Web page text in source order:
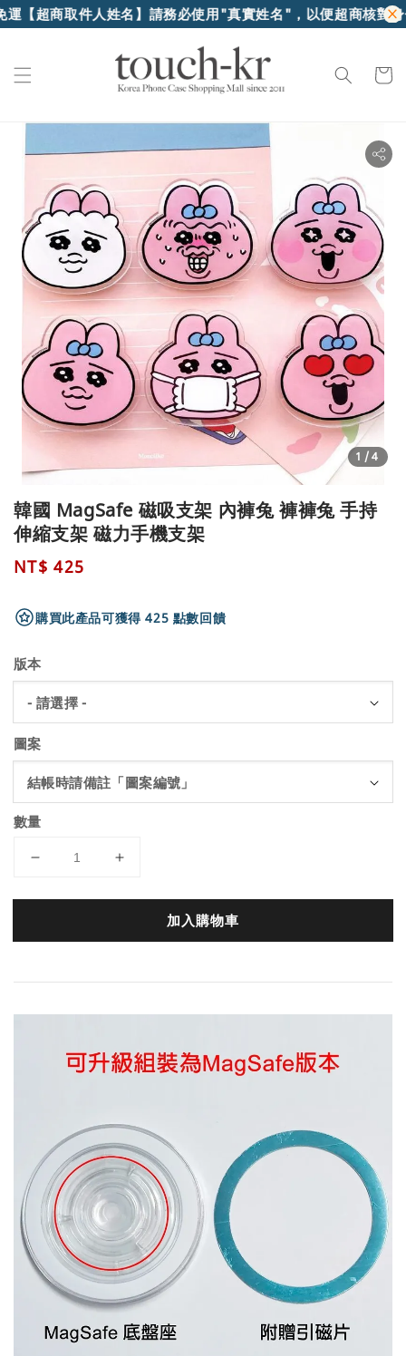
件人姓名】請務必使用"真實姓名"，以便超商核對身份證件領貨
1 /4
韓國 MagSafe 磁吸支架 內褲兔 褲褲兔 手持
伸縮支架 磁力手機支架
Regular
NT$ 425
購買此產品可獲得 425 點數回饋
版本
圖案
數量
加入購物車